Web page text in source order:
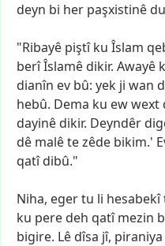
deyn bi her paşxistinê
"Ribayê piştî ku Îslam
berîÎslamê dikir. Awayê
dianîn ev bû: yek ji wan
hebû. Dema ku ewwext
dayinê dikir. Deyndêr
dê malêtezêde bikim.'
qatî dibû."
Niha, egertu li hesabekî
ku pere deh qatî mezin
bigire. Lê dîsa jî, piraniya